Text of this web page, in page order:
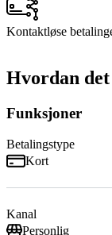
Kontaktløse
Hvordan
Funksjoner
Betalingstype
Kort
Kanal
Personlig